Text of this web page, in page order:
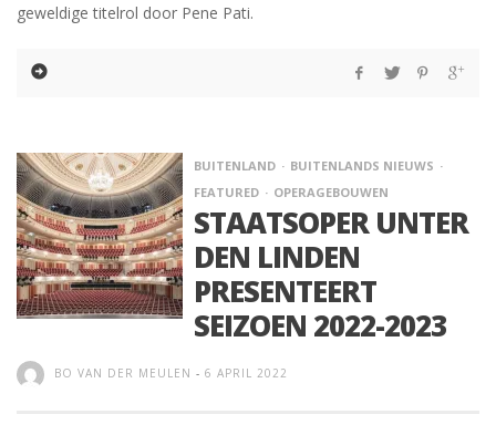
geweldige titelrol door Pene Pati.
BUITENLAND
BUITENLANDS NIEUWS
FEATURED
OPERAGEBOUWEN
STAATSOPER UNTER
DEN LINDEN
PRESENTEERT
SEIZOEN 2022-2023
BO VAN DER MEULEN - 6 APRIL 2022